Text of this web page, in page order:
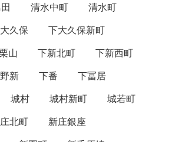
清水中町
清水町
久保
下大久保新町
山 下新北町
下新西町
新 下番
下冨居
城村 城村新町
城若町
北町
新庄銀座